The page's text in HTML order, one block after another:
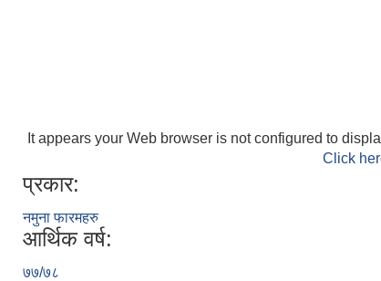
It appears your Web browser is not configured to
Click
प्रकार:
नमुना फारमहरु
आर्थिक वर्ष:
७७/७८